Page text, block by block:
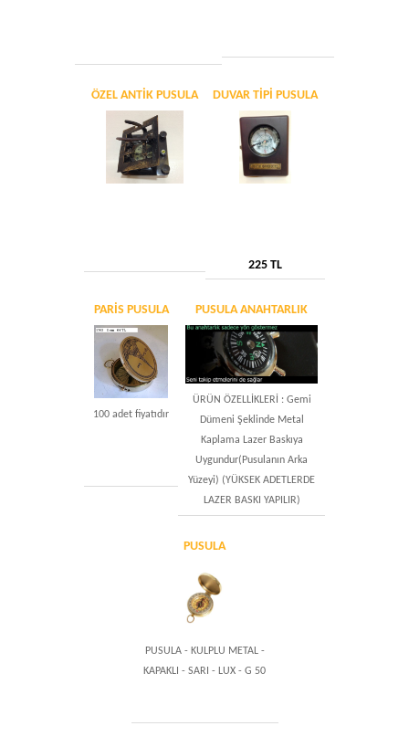
ÖZEL ANTIK PUSULA DUVAR TIPI PUSULA
225 TL
PARIS PUSULA
100 adet fiyatıdır
PUSULA ANAHTARLIK
ÜRÜN ÖZELLİKLERİ : Gemi
Dümeni Şeklinde Metal
Kaplama Lazer Baskıya
Uygundur(Pusulanın Arka
Yüzeyi) (YÜKSEK ADETLERDE
LAZER BASKI YAPILIR)
PUSULA
PUSULA - KULPLU METAL -
KAPAKLI - SARI - LUX - G 50